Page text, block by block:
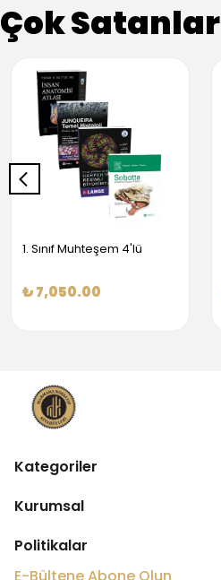
Çok Satanlar
1. Sınıf Muhteşem 4'lü
₺ 7,050.00
Kategoriler
Kurumsal
Politikalar